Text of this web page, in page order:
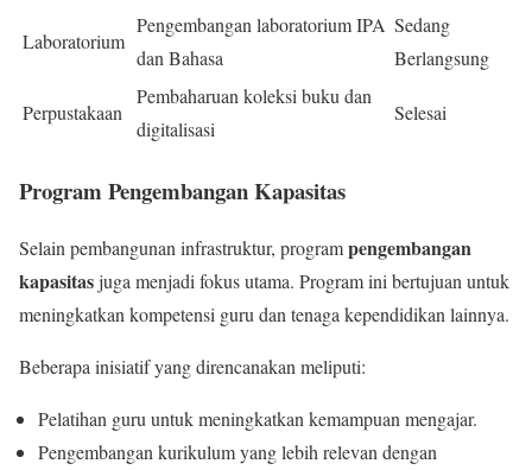
Laboratorium
Pengembangan laboratorium IPA
dan Bahasa
Sedang
Berlangsung
Perpustakaan
Pembaharuan koleksi buku dan
digitalisasi
Selesai
Program Pengembangan Kapasitas
Selain pembangunan infrastruktur, programpengembangan
kapasitasjuga menjadi fokus utama. Program ini bertujuan untuk
meningkatkan kompetensi guru dan tenaga kependidikan lainnya.
Beberapa inisiatif yang direncanakan meliputi:
Pelatihan guru untuk meningkatkan kemampuan mengajar.
Pengembangan kurikulum yang lebih relevan dengan